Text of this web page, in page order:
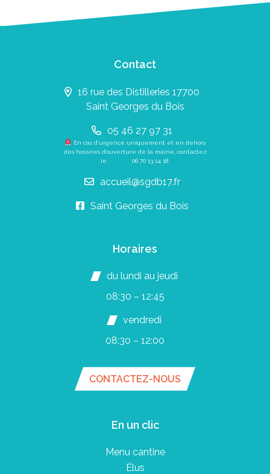
Contact
16 rue des Distilleries 17700
Saint Georges du Bois
05 46 27 97 31
En cas d’urgence uniquement et en dehors
des horaires d’ouverture de la mairie, contactez
le 06 70 13 14 18.
accueil@sgdb17.fr
Saint Georges du Bois
Horaires
du lundi au jeudi
08:30 – 12:45
vendredi
08:30 – 12:00
CONTACTEZ-NOUS
En un clic
Menu cantine
Élus